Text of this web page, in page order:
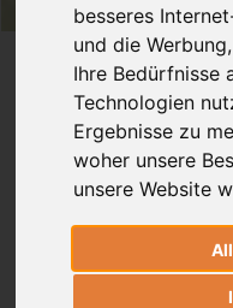
besseres
und die
Ihre Bedürfnisse
Technologien
Ergebnisse zu
woher unsere
unsere Website